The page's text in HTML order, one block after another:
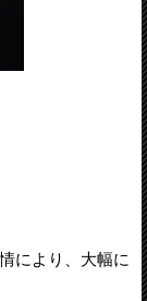
により、大幅に